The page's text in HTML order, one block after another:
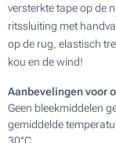
versterkte tape op de
ritssluiting met
op de rug, elastisch
kou en de wind!
Aanbevelingen voor
Geen bleekmiddelen
gemiddelde
30°C.